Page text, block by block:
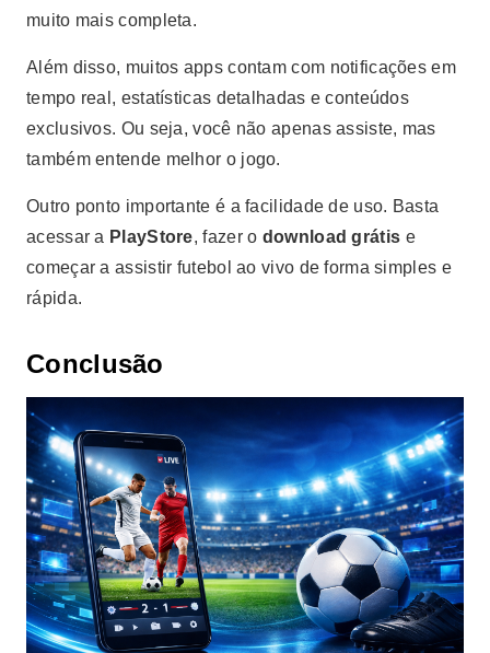
muito mais completa.
Além disso, muitos apps contam com notificações em
tempo real, estatísticas detalhadas e conteúdos
exclusivos. Ou seja, você não apenas assiste, mas
também entende melhor o jogo.
Outro ponto importante é a facilidade de uso. Basta
acessar a PlayStore, fazer o download grátis e
começar a assistir futebol ao vivo de forma simples e
rápida.
Conclusão